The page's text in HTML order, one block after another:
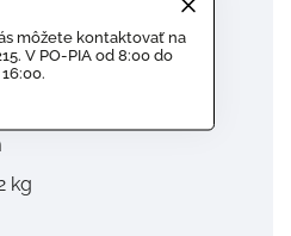
môžete kontaktovať na
V PO-PIA od 8:00 do
16:00.
Nezastaviteľný.
kg